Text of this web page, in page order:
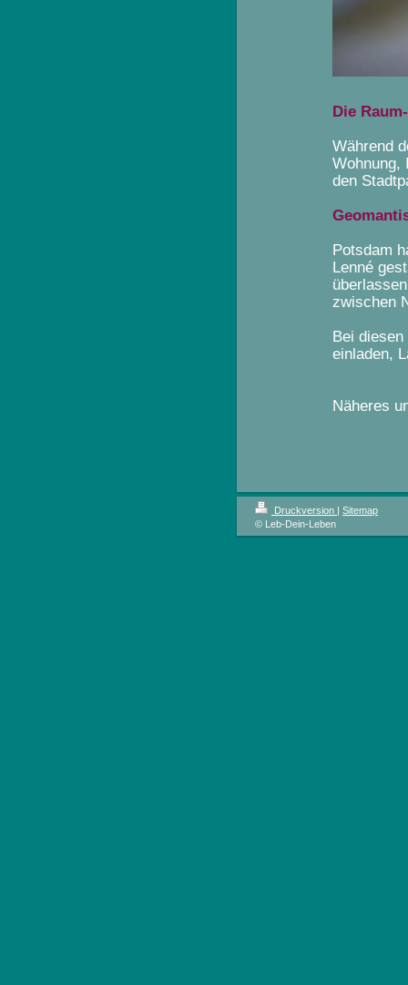
Die
Während
Wohnung,
den
Potsdam
Lenné
zwischen
Bei
einladen,
Näheres
Druckversion | Sitemap
© Leb-Dein-Leben